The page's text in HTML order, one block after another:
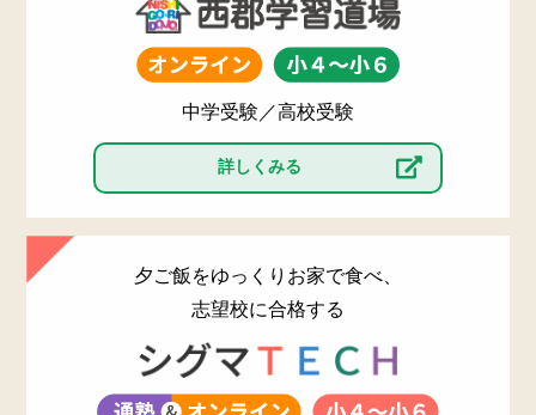
中学受験／高校受験
詳しくみる
夕ご飯をゆっくりお家で食べ、
志望校に合格する